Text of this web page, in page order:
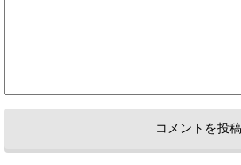
5 匿名
も迷惑なのでやめてください😅あと盗撮はダ